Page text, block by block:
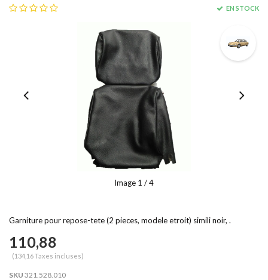
EN STOCK
Image 1 / 4
Garniture pour repose-tete (2 pieces, modele etroit) simili noir, .
110,88
(134,16 Taxes incluses)
SKU 321.528.010